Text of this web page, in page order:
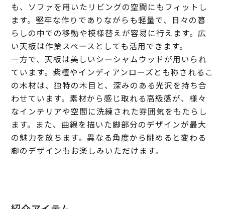
も、ソファを用いたリビングの空間にもフィットし
ます。堅牢な作りでありながらも軽量で、日々の暮
らしの中での移動や模様替えが容易に行えます。広
い天板は作業スペースとしても活用できます。
一方で、天板は美しいシーシャムウッドが用いられ
ています。紫檀やインディアンローズとも称されるこ
の木材は、独特の木目と、深みのある光沢を持ち合
わせています。素材から感じ取れる高級感が、様々
なインテリアや空間に洗練された雰囲気をもたらし
ます。また、曲線を描いた脚部分のデザインが最大
の魅力を放ちます。異なる角度から眺めると変わる
脚のデザインもお楽しみいただけます。